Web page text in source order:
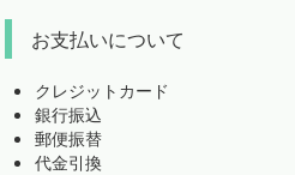
お支払いについて
クレジットカード
銀行振込
郵便振替
代金引換